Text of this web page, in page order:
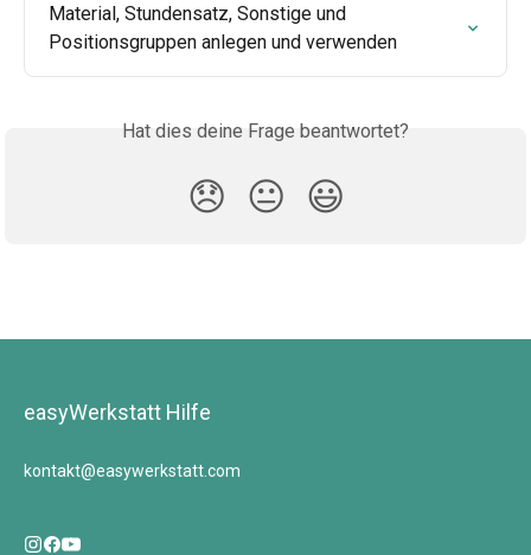
Material, Stundensatz, Sonstige und
Positionsgruppen anlegen und verwenden
Hat dies deine Frage beantwortet?
😞 😐 😃
easyWerkstatt Hilfe
kontakt@easywerkstatt.com